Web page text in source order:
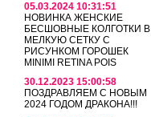
05.03.2024 10:31:51
НОВИНКА ЖЕНСКИЕ
БЕСШОВНЫЕ КОЛГОТКИ В
МЕЛКУЮ СЕТКУ С
РИСУНКОМ ГОРОШЕК
MINIMI RETINA POIS
30.12.2023 15:00:58
ПОЗДРАВЛЯЕМ С НОВЫМ
2024 ГОДОМ ДРАКОНА!!!